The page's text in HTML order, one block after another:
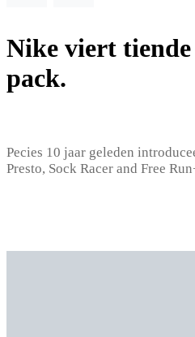
Nike viert tiende
pack.
Pecies 10 jaar geleden
Presto, Sock Racer and Free